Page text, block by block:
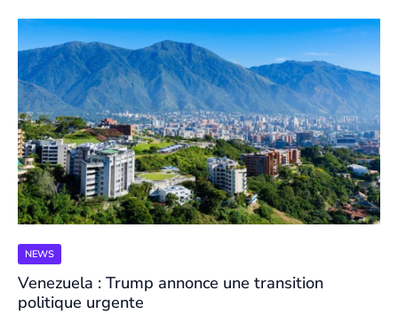
NEWS
Venezuela : Trump annonce une transition
politique urgente